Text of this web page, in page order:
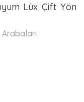
Lüx Çift Yön